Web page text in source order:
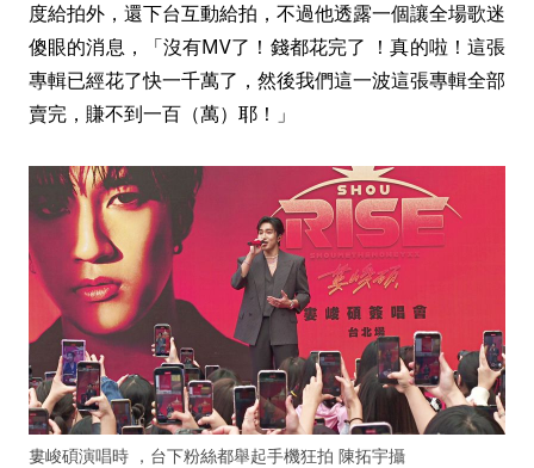
度給拍外，還下台互動給拍，不過他透露一個讓全場歌迷
傻眼的消息，「沒有MV了！錢都花完了 ！真的啦！這張
專輯已經花了快一千萬了，然後我們這一波這張專輯全部
賣完，賺不到一百（萬）耶！」
婁峻碩演唱時 ，台下粉絲都舉起手機狂拍 陳拓宇攝